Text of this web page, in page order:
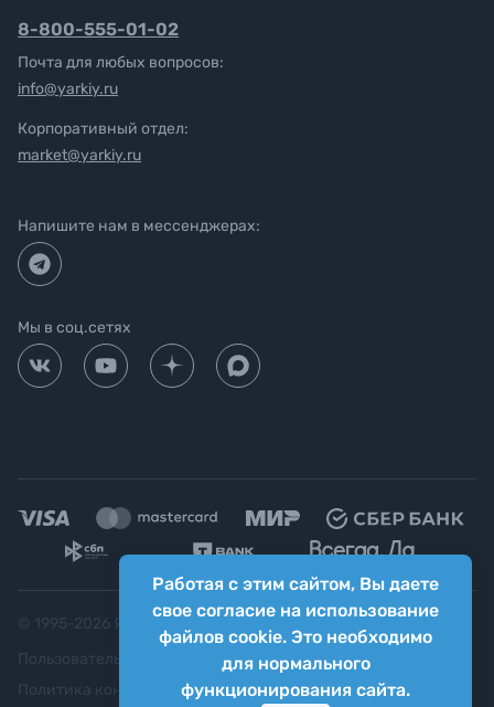
Работая с этим сайтом, Вы даете
свое согласие на использование
файлов cookie. Это необходимо
для нормального
функционирования сайта.
8-800-555-01-02
Почта для любых вопросов:
info@yarkiy.ru
Корпоративный отдел:
market@yarkiy.ru
Напишите нам в мессенджерах:
Мы в соц.сетях
Яркий фотомаркет ("Яркий Мир")
Пользовательское соглашение
Политика конфиденциальности